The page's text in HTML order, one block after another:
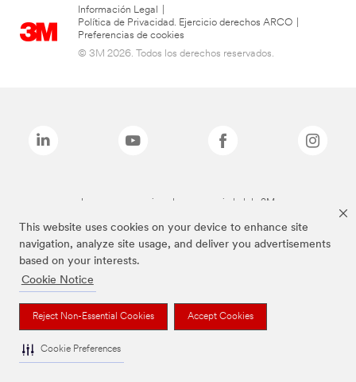
This website uses cookies on your device to enhance site
navigation, analyze site usage, and deliver you advertisements
based on your interests.
Cookie Notice
Reject Non-Essential Cookies Accept Cookies
Cookie Preferences
Información Legal
Política de Privacidad. Ejercicio derechos ARCO
Preferencias de cookies
© 3M 2026. Todos los derechos reservados.
Las marcas mencionadas son propiedad de 3M